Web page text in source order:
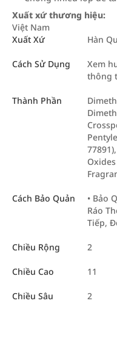
Xuất xứ thương hiệu:
Việt Nam
Xuất Xứ
Hàn
Cách Sử Dụng
Xem
thông
Thành Phần
Cách Bảo Quản
• Bảo
Ráo
Tiếp,
Chiều Rộng 2
Chiều Cao 11
Chiều Sâu 2